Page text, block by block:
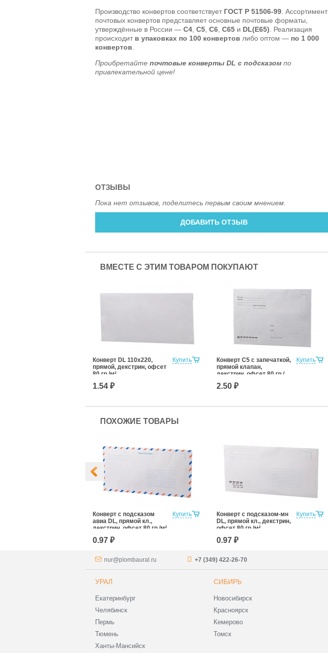
Производство конвертов соответствует ГОСТ Р 51506-99 . Ассортимент
почтовых конвертов представляет основные почтовые форматы,
утверждённые в России — C4 C5 C6 C65 и DL(E65) . Реализация
происходит в упаковках по 100 конвертов либо оптом — по 1 000
конвертов
Проибретайте почтовые конверты DL с подсказом по
привлекательной цене!
ОТЗЫВЫ
Пока нет отзывов, поделитесь первым своим мнением.
ДОБАВИТЬ ОТЗЫВ
ВМЕСТЕ С ЭТИМ ТОВАРОМ ПОКУПАЮТ
Купить
Конверт DL 110x220,
прямой, декстрин, офсет
80 гр./м²
1.54 ₽
Купить
Конверт С5 с запечаткой,
прямой клапан,
декстрин, офсет 80 гр./
2.50 ₽
ПОХОЖИЕ ТОВАРЫ
Купить
Конверт с подсказом
авиа DL, прямой кл.,
декстрин, офсет 80 гр./м²
0.97 ₽
Купить
Конверт с подсказом-мн
DL, прямой кл., декстрин,
офсет 80 гр./м²
0.97 ₽
nur@plombaural.ru +7 (349) 422-26-70
УРАЛ
Екатеринбург
Челябинск
Пермь
Тюмень
Ханты-Мансийск
СИБИРЬ
Новосибирск
Красноярск
Кемерово
Томск